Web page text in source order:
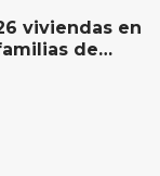
viviendas en
de